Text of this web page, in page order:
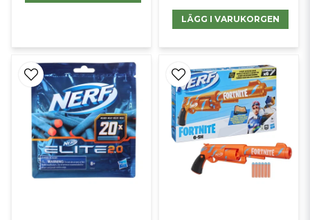
2021 för Microsoft Windows, Nintendo Switch, PlayStation 4,
PlayStation 5, Xbox One och Xbox Series X/S. År 2021 utvecklades ett
Gang Stockholm och släpptes av Metaverse Team under licens från
Hasbro på onlineplattformen Roblox. I augusti 2022 släppte
utvecklarna Secret Location under licens från Hasbro Virtual reality-
spelet multiplayer shooter med titeln NERF Ultimate Championships
för Meta Quest 2-plattformen. I april 2023 samarbetade de med
spelet Stumble Guys för att lägga till ett minispel med Nerf-tema till
deras spel.
LÄGG I VARUKORGEN